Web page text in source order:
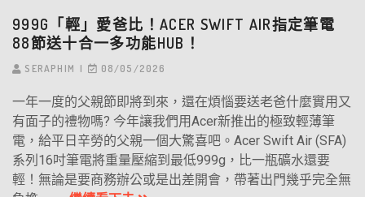
999G「輕」愛爸比！ACER SWIFT AIR指定筆電
88節送十合一多功能HUB！
SERAPHIM 08/05/2026
一年一度的父親節即將到來，還在煩惱要送老爸什麼實用又
有面子的禮物嗎? 今年讓我們用Acer新推出的極致輕薄筆
電，給平日辛勞的父親一個大驚喜吧。Acer Swift Air (SFA)
系列16吋筆電將重量壓縮到最低999g，比一瓶礦水還要
輕！無論是要商務辦公或是出差開會，帶著出門幾乎完全無